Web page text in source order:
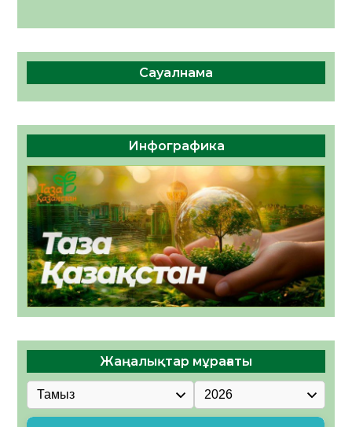
Сауалнама
Инфографика
Жаңалықтар мұрағаты